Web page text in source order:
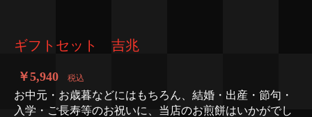
ギフトセット 吉兆
￥5,940 税込
お中元・お歳暮などにはもちろん、結婚・出産・節句・
入学・ご長寿等のお祝いに、当店のお煎餅はいかがでし